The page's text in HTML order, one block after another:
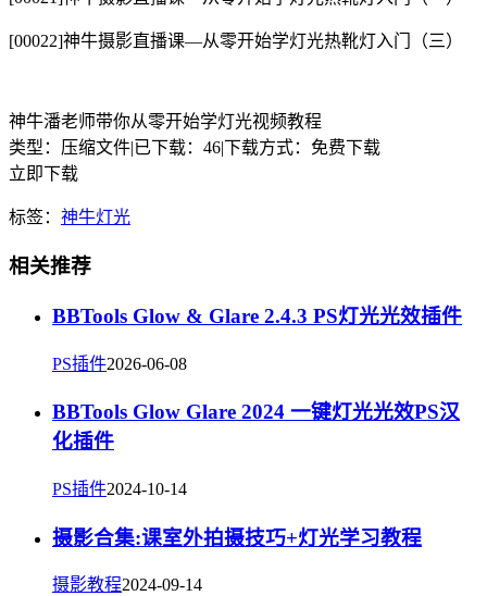
[00022]神牛摄影直播课—从零开始学灯光热靴灯入门（三）
神牛潘老师带你从零开始学灯光视频教程
类型：压缩文件|已下载：46|下载方式：免费下载
立即下载
标签： 神牛灯光
相关推荐
BBTools Glow & Glare 2.4.3 PS灯光光效插件
PS插件2026-06-08
BBTools Glow Glare 2024 一键灯光光效PS汉
化插件
PS插件2024-10-14
摄影合集:课室外拍摄技巧+灯光学习教程
摄影教程2024-09-14